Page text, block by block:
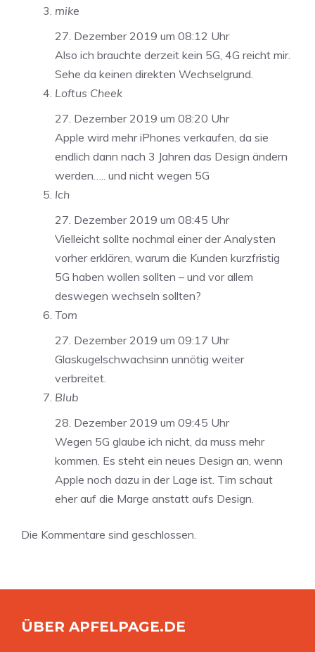
mike
27. Dezember 2019 um 08:12 Uhr
Also ich brauchte derzeit kein 5G, 4G reicht mir.
Sehe da keinen direkten Wechselgrund.
Loftus Cheek
27. Dezember 2019 um 08:20 Uhr
Apple wird mehr iPhones verkaufen, da sie
endlich dann nach 3 Jahren das Design ändern
werden….. und nicht wegen 5G
Ich
27. Dezember 2019 um 08:45 Uhr
Vielleicht sollte nochmal einer der Analysten
vorher erklären, warum die Kunden kurzfristig
5G haben wollen sollten – und vor allem
deswegen wechseln sollten?
Tom
27. Dezember 2019 um 09:17 Uhr
Glaskugelschwachsinn unnötig weiter
verbreitet.
Blub
28. Dezember 2019 um 09:45 Uhr
Wegen 5G glaube ich nicht, da muss mehr
kommen. Es steht ein neues Design an, wenn
Apple noch dazu in der Lage ist. Tim schaut
eher auf die Marge anstatt aufs Design.
Die Kommentare sind geschlossen.
ÜBER APFELPAGE.DE